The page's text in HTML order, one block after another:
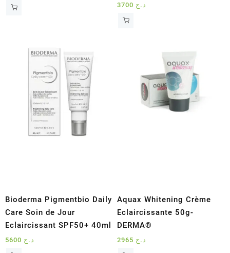
د.ج
Bioderma Pigmentbio Daily
Care Soin de Jour
Eclaircissant SPF50+ 40ml
د.ج
Aquax Whitening Crème
Eclaircissante 50g-
DERMA®
د.ج